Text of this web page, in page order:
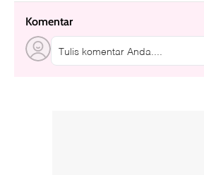
Komentar
Tulis komentar Anda....